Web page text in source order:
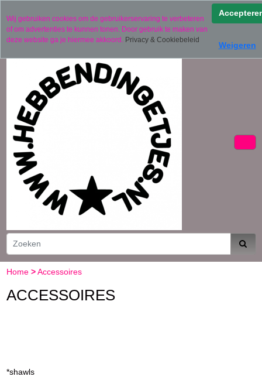
gepersonaliseerde producten)
06 11441834
Home > Accessoires
ACCESSOIRES
*shawls
Wij gebruiken cookies om de gebruikerservaring te verbeteren
of om advertenties te kunnen tonen. Door gebruik te maken van
deze website ga je hiermee akkoord. Privacy & Cookiebeleid
Weigeren